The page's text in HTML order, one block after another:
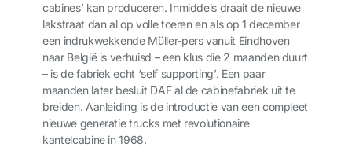
cabines’ kan produceren. Inmiddels draait de nieuwe
lakstraat dan al op volle toeren en als op 1 december
een indrukwekkende Müller-pers vanuit Eindhoven
naar België is verhuisd – een klus die 2 maanden duurt
– is de fabriek echt ‘self supporting’. Een paar
maanden later besluit DAF al de cabinefabriek uit te
breiden. Aanleiding is de introductie van een compleet
nieuwe generatie trucks met revolutionaire
kantelcabine in 1968.